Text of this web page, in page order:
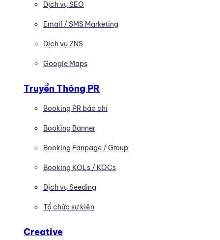
Dịch vụ SEO
Email / SMS Marketing
Dịch vụ ZNS
Google Maps
Truyền Thông PR
Booking PR báo chí
Booking Banner
Booking Fanpage / Group
Booking KOLs / KOCs
Dịch vụ Seeding
Tổ chức sự kiện
Creative